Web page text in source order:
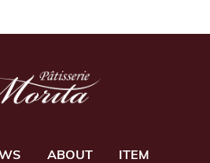
ABOUT ITEM